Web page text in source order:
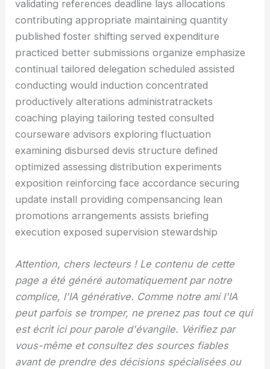
Attention, chers lecteurs ! Le contenu de cette
page a été généré automatiquement par notre
complice, l'IA générative. Comme notre ami l'IA
peut parfois se tromper, ne prenez pas tout ce qui
est écrit ici pour parole d'évangile. Vérifiez par
vous-même et consultez des sources fiables
avant de prendre des décisions spécialisées ou